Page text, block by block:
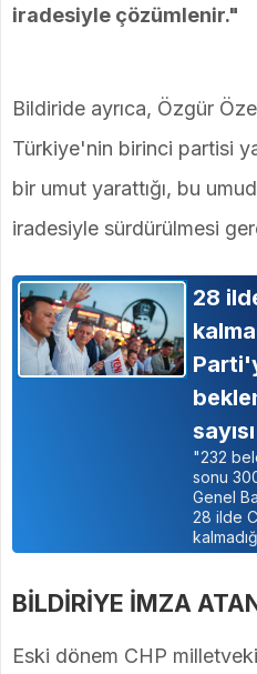
iradesiyle çözümlenir."
Bildiride ayrıca, Özgür
Türkiye'nin birinci partisi
bir umut yarattığı, bu
iradesiyle sürdürülmesi
28
"232
sonu
Genel
28 ilde
BİLDİRİYE İMZA
Eski dönem CHP